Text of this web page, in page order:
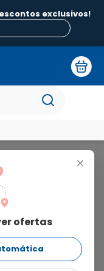
exclusivos!
+
ofertas